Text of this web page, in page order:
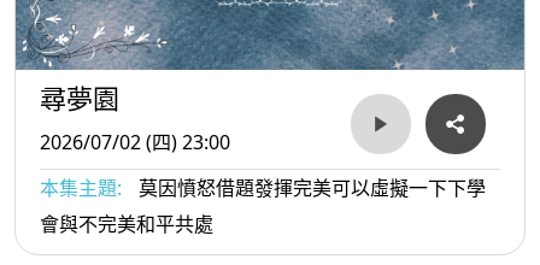
尋夢園
2026/07/02 (四) 23:00
本集主題:
莫因憤怒借題發揮完美可以虛擬一下下學
會與不完美和平共處